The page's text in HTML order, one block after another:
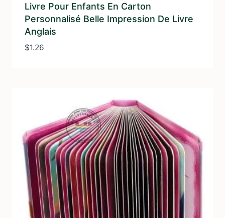
Livre Pour Enfants En Carton
Personnalisé Belle Impression De Livre
Anglais
$1.26